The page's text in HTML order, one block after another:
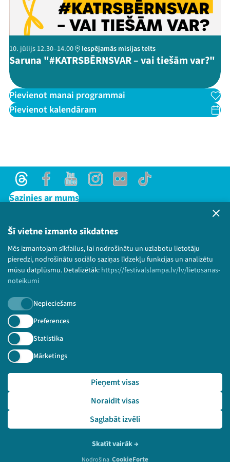
Šī vietne izmanto sīkdatnes
Mēs izmantojam sīkfailus, lai nodrošinātu un uzlabotu lietotāju
pieredzi, nodrošinātu sociālo saziņas līdzekļu funkcijas un analizētu
mūsu datplūsmu. Detalizētāk: https://festivalslampa.lv/lv/lietosanas-
noteikumi
Nepieciešams
Preferences
Statistika
Mārketings
Saglabāt izvēli
Noraidīt visas
Pieņemt visas
Skatīt vairāk→
Nodrošina CookieForte
10. jūlijs 12.30–14.00 Iespējamās misijas telts
Saruna "#KATRSBĒRNSVAR – vai tiešām var?"
Pievienot manai programmai
Pievienot kalendāram
ThreadsFacebookYoutubeInstagram
Flick TikTok
Sazinies ar mums
Lietošanas noteikumi un sīkdatņu politika
Bērnu aizsardzības politika
© 2026 Sarunu festivāls LAMPA Visas tiesības
paturētas.
Piesakies jaunumiem!
Nepalaid garām aktuālāko informāciju!
Pieteikties
🔗 https://festivalslampa.lv/lv/pasakums/3309